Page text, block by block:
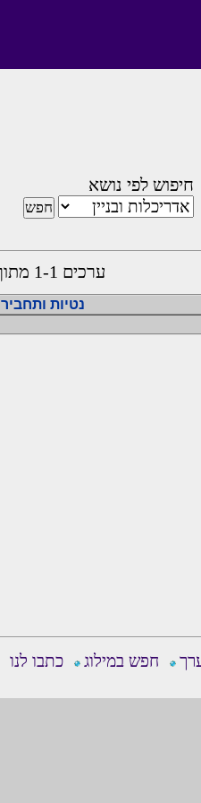
חיפוש לפי נושא
ערכים 1-1 מתוך 1
נטיות ותחביר
חפש במילוג כתבו לנו